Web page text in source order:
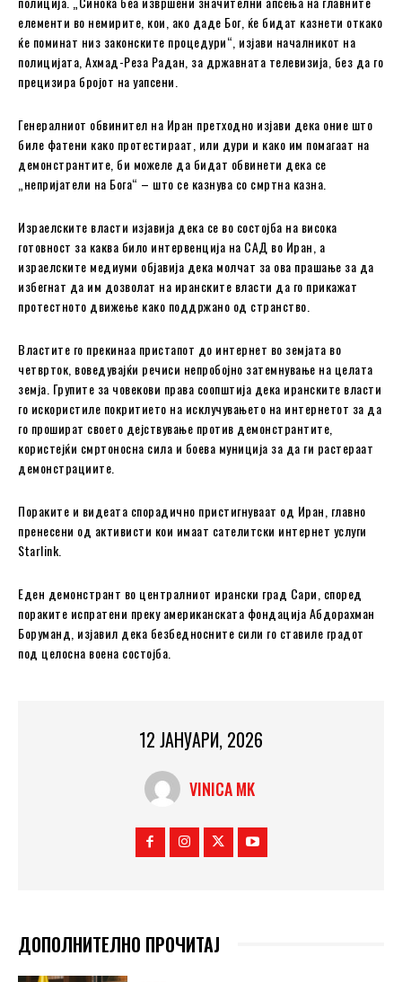
елементи во немирите, кои, ако даде Бог, ќе бидат казнети откако
ќе поминат низ законските процедури“, изјави началникот на
полицијата, Ахмад-Реза Радан, за државната телевизија, без да го
прецизира бројот на уапсени.
Генералниот обвинител на Иран претходно изјави дека оние што
биле фатени како протестираат, или дури и како им помагаат на
демонстрантите, би можеле да бидат обвинети дека се
„непријатели на Бога“ – што се казнува со смртна казна.
Израелските власти изјавија дека се во состојба на висока
готовност за каква било интервенција на САД во Иран, а
израелските медиуми објавија дека молчат за ова прашање за да
избегнат да им дозволат на иранските власти да го прикажат
протестното движење како поддржано од странство.
Властите го прекинаа пристапот до интернет во земјата во
четврток, воведувајќи речиси непробојно затемнување на целата
земја. Групите за човекови права соопштија дека иранските власти
го искористиле покритието на исклучувањето на интернетот за да
го прошират своето дејствување против демонстрантите,
користејќи смртоносна сила и боева муниција за да ги растераат
демонстрациите.
Пораките и видеата спорадично пристигнуваат од Иран, главно
пренесени од активисти кои имаат сателитски интернет услуги
Starlink.
Еден демонстрант во централниот ирански град Сари, според
пораките испратени преку американската фондација Абдорахман
Боруманд, изјавил дека безбедносните сили го ставиле градот
под целосна воена состојба.
12 ЈАНУАРИ, 2026
VINICA MK
ДОПОЛНИТЕЛНО ПРОЧИТАЈ